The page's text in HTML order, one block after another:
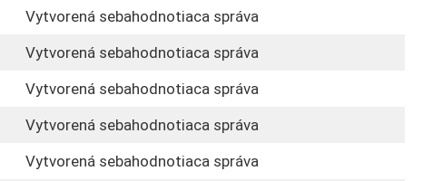
Vytvorená sebahodnotiaca správa
Vytvorená sebahodnotiaca správa
Vytvorená sebahodnotiaca správa
Vytvorená sebahodnotiaca správa
Vytvorená sebahodnotiaca správa